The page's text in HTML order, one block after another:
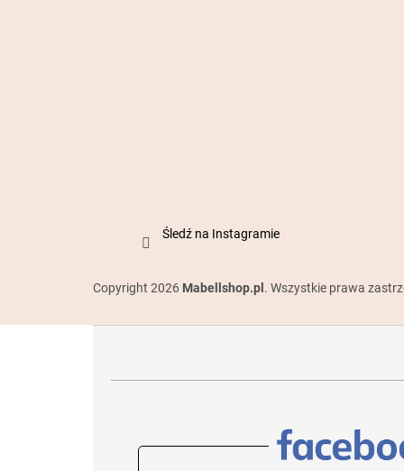
Śledź na Instagramie
Copyright 2026 Mabellshop.pl. Wszystkie prawa